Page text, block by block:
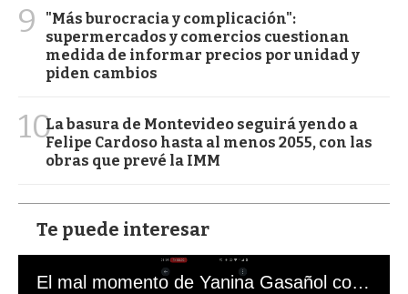
9
"Más burocracia y complicación":
supermercados y comercios cuestionan
medida de informar precios por unidad y
piden cambios
10La basura de Montevideo seguirá yendo a
Felipe Cardoso hasta al menos 2055, con las
obras que prevé la IMM
Te puede interesar
El mal momento de Yanina Gasañol con un hincha argentino en "Subrayado"